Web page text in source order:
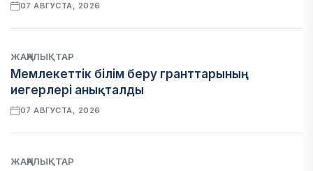
07 АВГУСТА, 2026
ЖАҢАЛЫҚТАР
Мемлекеттік білім беру гранттарының
иегерлері анықталды
07 АВГУСТА, 2026
ЖАҢАЛЫҚТАР